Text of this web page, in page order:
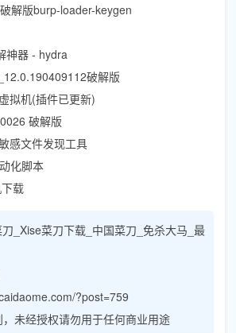
解版burp-loader-keygen
神器 - hydra
破解版
拟机(插件已更新)
破解版
感文件发现工具
化脚本
载
_Xise菜刀下载_中国菜刀_免杀大马_最
?post=759
未经授权请勿用于任何商业用途